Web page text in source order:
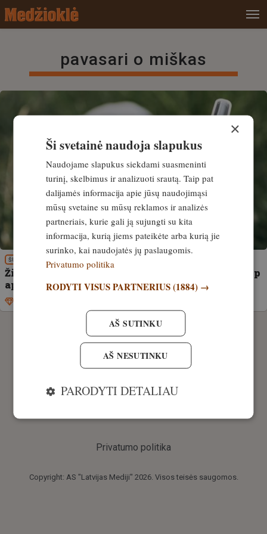
pavasari o miškas
ŠUNYS
Žiema baigėsi – prasideda vabzdžių sezonas. Kaip
apsaugoti medžioklinius šunis?
Copyright: AS "Latvijas Mediji" 2026. Visos teisės saugomos.
Privatumo politika
×
Ši svetainė naudoja slapukus
Naudojame slapukus siekdami suasmeninti
turinį, skelbimus ir analizuoti srautą. Taip pat
dalijamės informacija apie jūsų naudojimąsi
mūsų svetaine su mūsų reklamos ir analizės
partneriais, kurie gali ją sujungti su kita
informacija, kurią jiems pateikėte arba kurią jie
surinko, kai naudojatės jų paslaugomis.
Privatumo politika
RODYTI VISUS PARTNERIUS(1884) →
AŠ SUTINKU
AŠ NESUTINKU
PARODYTI DETALIAU